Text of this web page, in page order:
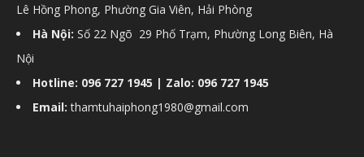
Lê Hồng Phong, Phường Gia Viên, Hải Phòng
Hà Nội: Số 22 Ngõ 29 Phố Trạm, Phường Long Biên, Hà
Nội
Hotline: 096 727 1945 | Zalo: 096 727 1945
Email: thamtuhaiphong1980@gmail.com